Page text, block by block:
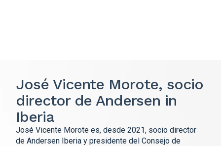
José Vicente Morote, socio
director de Andersen in
Iberia
José Vicente Morote es, desde 2021, socio director
de Andersen Iberia y presidente del Consejo de